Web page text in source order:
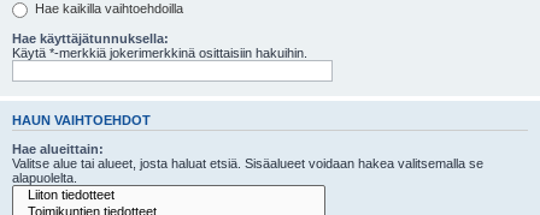
Hae kaikilla vaihtoehdoilla
Hae käyttäjätunnuksella:
Käytä *-merkkiä jokerimerkkinä osittaisiin hakuihin.
HAUN VAIHTOEHDOT
Hae alueittain:
Valitse alue tai alueet, josta haluat etsiä. Sisäalueet voidaan hakea valitsemalla se
alapuolelta.